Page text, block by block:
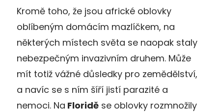
Kromě toho, že jsou africké oblovky
oblíbeným domácím mazlíčkem, na
některých místech světa se naopak staly
nebezpečným invazivním druhem. Může
mít totiž vážné důsledky pro zemědělství,
a navíc se s ním šíří jistí parazité a
nemoci. Na Floridě se oblovky rozmnožily